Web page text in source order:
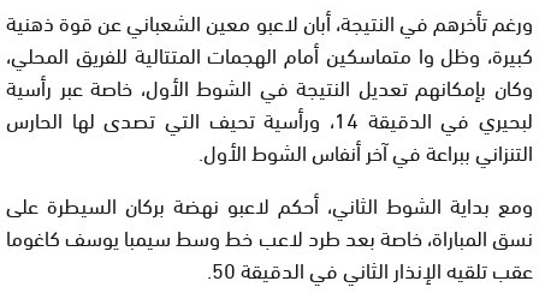
ورغم تأخرهم في النتيجة، أبان لاعبو معين الشعباني عن قوة ذهنية
كبيرة، وظل وا متماسكين أمام الهجمات المتتالية للفريق المحلي،
وكان بإمكانهم تعديل النتيجة في الشوط الأول، خاصة عبر رأسية
لبحيري في الدقيقة 14، ورأسية تحيف التي تصدى لها الحارس
التنزاني ببراعة في آخر أنفاس الشوط الأول.
ومع بداية الشوط الثاني، أحكم لاعبو نهضة بركان السيطرة على
نسق المباراة، خاصة بعد طرد لاعب خط وسط سيمبا يوسف كاغوما
عقب تلقيه الإنذار الثاني في الدقيقة 50.